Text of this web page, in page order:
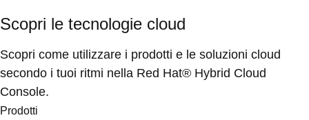
Scopri le tecnologie cloud
Scopri come utilizzare i prodotti e le soluzioni cloud
secondo i tuoi ritmi nella Red Hat® Hybrid Cloud
Console.
Prodotti